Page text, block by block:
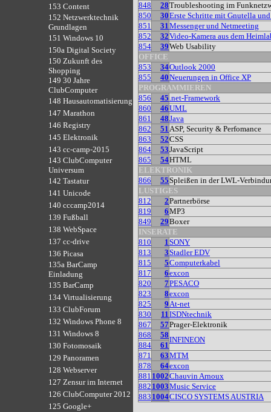
153 Content
152 Netzwerktechnik
Grundlagen
151 Windows 10
150a Digital Society
150 Zukunft des
Shopping
149 30 Jahre
ClubComputer
148 Hausautomatisierung
147 Marathon
146 Registry
145 Elektronik
143 cc-camp-2015
143 ClubComputer
Universum
142 Tastatur
141 Unicode
140 cccamp2014
139 Fußball
138 WebSpace
137 cc-drive
136 Picasa
135a BarCamp
Einladung
135 BarCamp
134 Virtualisierung
133 ClubForum
132 Windows Phone 8
131 Windows 8
130 Fotomosaik
129 Panoramen
128 Webserver
127 Zensur im Internet
126 ClubComputer 2012
125 Google+
848
28Troubleshooting im
850
30Erste Schritte mit Gnutella und
851
31Messenger und Netmeeting
852
32Video-Kamera aus dem
854
39Web Usability
OFFICE
853
34Outlook 2000
855
40Neuerungen in Office XP
PROGRAMMIEREN
856
45 .net-Framework
860
46UML
861
48Java
862
51ASP, Security & Perfomance
863
52CSS
864
53JavaScript
865
54HTML
ELEKTRONIK
866
55Spleißen in der LWL-
LUSTIGES
812
2Partnerbörse
819
6MP3
849
29Boxer
INSERATE
810
1SONY
813
3Stadler EDV
815
5Computerkabel
817
6excon
820
7PESACO
823
8excon
825
9At-net
830
11ISDNtechnik
867
57Prager-Elektronik
868
58
INFINEON
884
61
871
63MTM
878
64excon
881 1002Chauvin Arnoux
882 1003Music Service
883 1004CISCO SYSTEMS AUSTRIA